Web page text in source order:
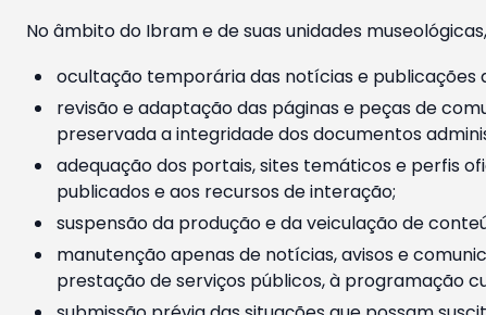
No âmbito do Ibram e de suas unidades
ocultação temporária das notícias e publicações
revisão e adaptação das páginas e peças de
preservada a integridade dos documentos
adequação dos portais, sites temáticos e perfis
publicados e aos recursos de interação;
suspensão da produção e da veiculação de
manutenção apenas de notícias, avisos e
prestação de serviços públicos, à programação